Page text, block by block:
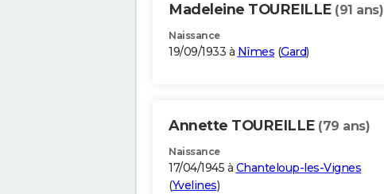
Madeleine TOUREILLE (91 ans)
Naissance
19/09/1933 à Nîmes (Gard)
Annette TOUREILLE (79 ans)
Naissance
17/04/1945 à Chanteloup-les-Vignes
(Yvelines)